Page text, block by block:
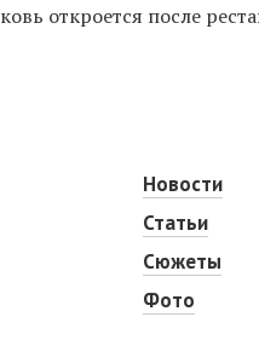
откроется после
Новости
Статьи
Сюжеты
Фото